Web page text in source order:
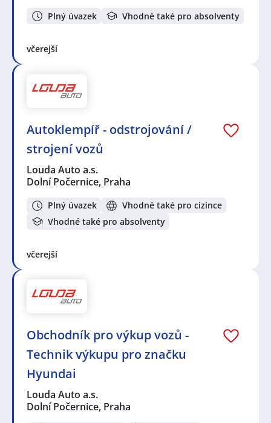
Plný úvazek Vhodné také pro absolventy
včerejší
Autoklempíř - odstrojování /
strojení vozů
Louda Auto a.s.
Dolní Počernice, Praha
Plný úvazek
Vhodné také pro cizince
Vhodné také pro absolventy
včerejší
Obchodník pro výkup vozů -
Technik výkupu pro značku
Hyundai
Louda Auto a.s.
Dolní Počernice, Praha